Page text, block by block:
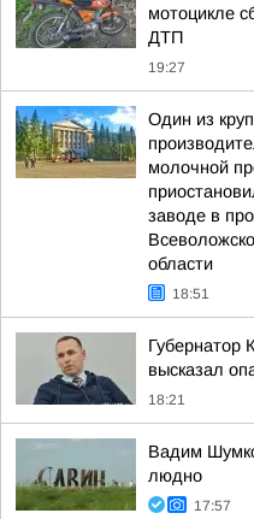
мотоцикле
ДТП
19:27
Один из
молочной
заводе в
области
18:51
Губернатор
высказал
18:21
Вадим
людно
17:57